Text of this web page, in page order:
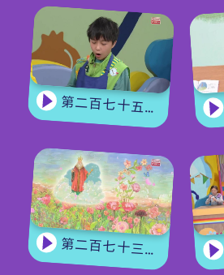
第二百七十五集 - 【手作Easy Job】 盆栽磨菇 【Yummy Time】仲夏蝴蝶粉
第二百七十三集 - 《花神的獎勵》上集